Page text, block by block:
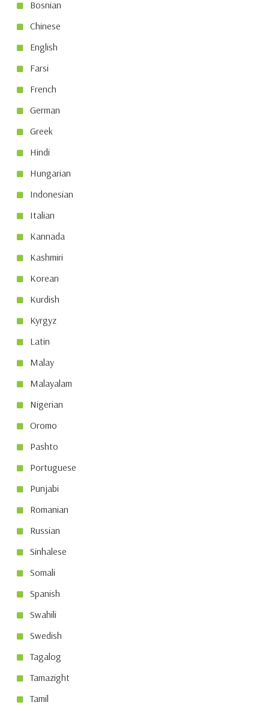
Bosnian
Chinese
English
Farsi
French
German
Greek
Hindi
Hungarian
Indonesian
Italian
Kannada
Kashmiri
Korean
Kurdish
Kyrgyz
Latin
Malay
Malayalam
Nigerian
Oromo
Pashto
Portuguese
Punjabi
Romanian
Russian
Sinhalese
Somali
Spanish
Swahili
Swedish
Tagalog
Tamazight
Tamil